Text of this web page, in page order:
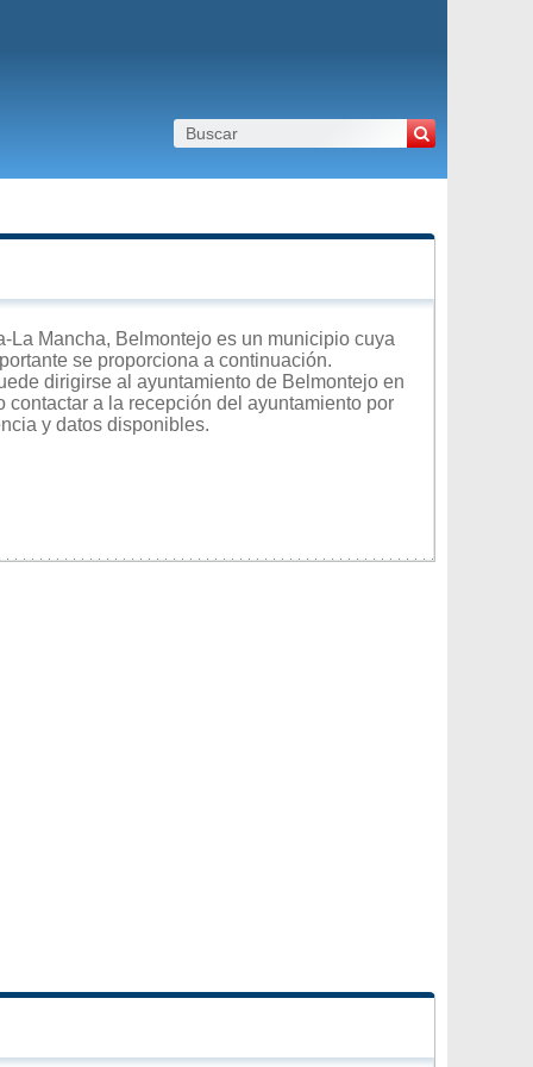
Mancha, Belmontejo es un municipio cuya
se proporciona a continuación.
dirigirse al ayuntamiento de Belmontejo en
a la recepción del ayuntamiento por
y datos disponibles.